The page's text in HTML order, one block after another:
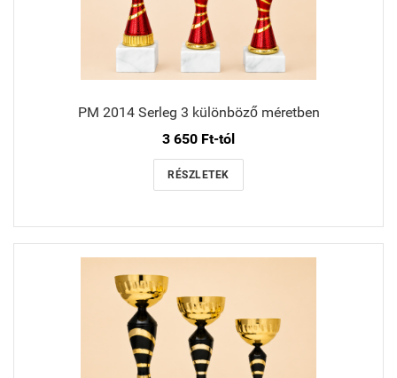
PM 2014 Serleg 3 különböző méretben
3 650 Ft-tól
RÉSZLETEK